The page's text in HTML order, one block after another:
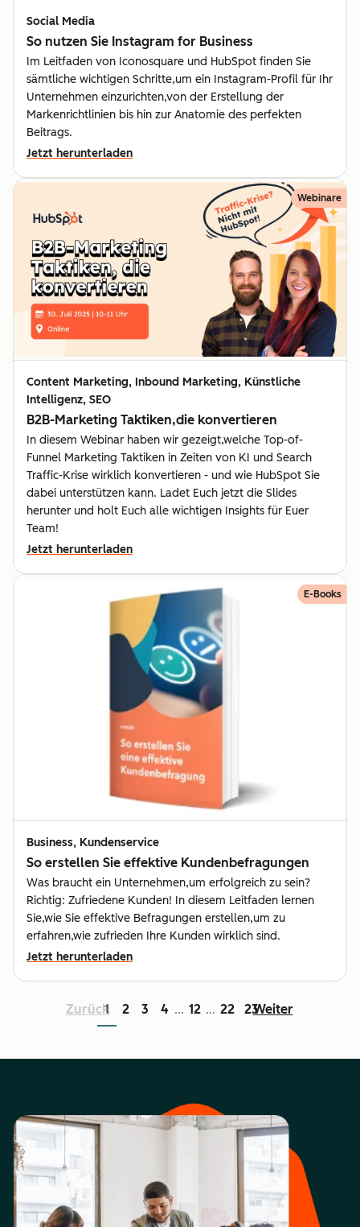
Social Media
So nutzen Sie Instagram for Business
Im Leitfaden von Iconosquare und HubSpot finden Sie
sämtliche wichtigen Schritte,um ein Instagram-Profil für Ihr
Unternehmen einzurichten,von der Erstellung der
Markenrichtlinien bis hin zur Anatomie des perfekten
Beitrags.
Jetzt herunterladen
Webinare
Content Marketing, Inbound Marketing, Künstliche
Intelligenz, SEO
B2B-Marketing Taktiken,die konvertieren
In diesem Webinar haben wir gezeigt,welche Top-of-
Funnel Marketing Taktiken in Zeiten von KI und Search
Traffic-Krise wirklich konvertieren - und wie HubSpot Sie
dabei unterstützen kann. Ladet Euch jetzt die Slides
herunter und holt Euch alle wichtigen Insights für Euer
Team!
Jetzt herunterladen
E-Books
Business, Kundenservice
So erstellen Sie effektive Kundenbefragungen
Was braucht ein Unternehmen,um erfolgreich zu sein?
Richtig: Zufriedene Kunden! In diesem Leitfaden lernen
Sie,wie Sie effektive Befragungen erstellen,um zu
erfahren,wie zufrieden Ihre Kunden wirklich sind.
Jetzt herunterladen
Zurück
1 2 3 4 ... 12 ... 22 23Weiter